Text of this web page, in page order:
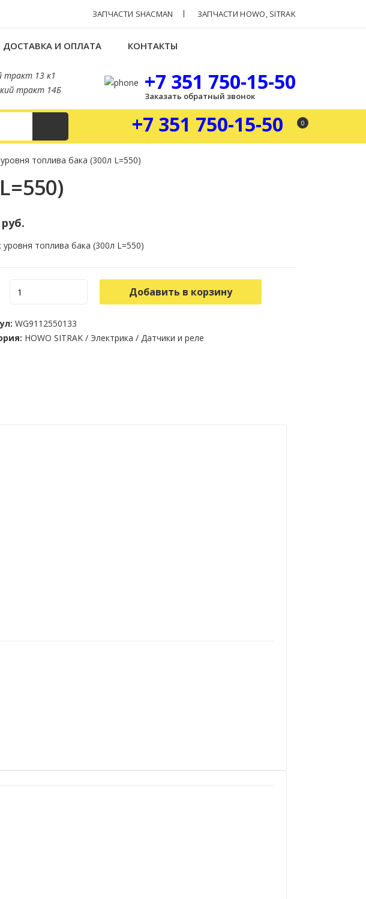
ЗАПЧАСТИ SHACMAN ЗАПЧАСТИ HOWO, SITRAK
ДОСТАВКА И ОПЛАТА КОНТАКТЫ
тракт 13 к1
тракт 14Б +7 351 750-15-50
Заказать обратный звонок
+7 351 750-15-50 0
топлива бака (300л L=550)
уровня топлива бака (300л L=550)
Добавить в корзину
WG9112550133
HOWO SITRAK / Электрика / Датчики и реле